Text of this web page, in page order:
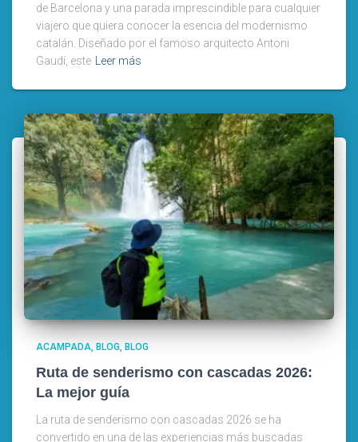
de Barcelona y una parada imprescindible para cualquier
viajero que quiera conocer la esencia del modernismo
catalán. Diseñado por el famoso arquitecto Antoni
Gaudí, este
Leer más
ACAMPADA BLOG BLOG
Ruta de senderismo con cascadas 2026:
La mejor guía
La ruta de senderismo con cascadas 2026 se ha
convertido en una de las experiencias más buscadas